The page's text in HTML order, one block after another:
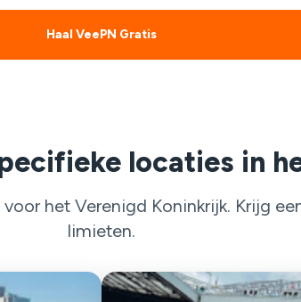
Haal VeePN Gratis
locaties in
het Verenigd Koninkrijk. Krijg
limieten.